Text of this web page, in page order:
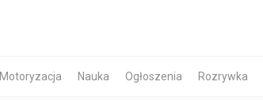
Motoryzacja Nauka Ogłoszenia Rozrywka